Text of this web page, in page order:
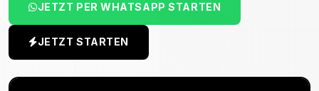
JETZT PER WHATSAPP STARTEN
JETZT STARTEN